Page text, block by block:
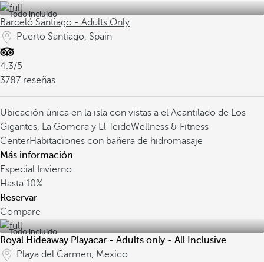
Todo incluido
Barceló Santiago - Adults Only
Puerto Santiago, Spain
4.3/5
3787 reseñas
Ubicación única en la isla con vistas a el Acantilado de Los
Gigantes, La Gomera y El TeideWellness & Fitness
CenterHabitaciones con bañera de hidromasaje
Más información
Especial Invierno
Hasta 10%
Reservar
Compare
Todo incluido
Royal Hideaway Playacar - Adults only - All Inclusive
Playa del Carmen, Mexico